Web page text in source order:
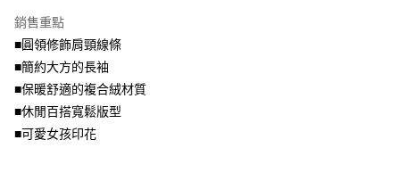
用戶於交易時，得透過本服務購買商品或服務，並由商店將買賣／分期付款
買賣價金債權讓與本公司後，依約使用本公司帳單繳交帳款。
資料（包含姓名、電話或地址）提供予台灣大哥大進項蒐集、處理及利用，
由本公司與您本人進行分期帳單所需資料之確認、核對及更正。
3.完整用戶服務條款，請詳閱以下連結：
※ 請注意：結帳手續完成當下不需立刻繳費，但若您需要取消訂單，請聯絡
購買商品的店家。未經商家同意取消之訂單仍視為有效，需透過AFTEE先享
後付繳納相關費用。
※ 交易是否成功請以「AFTEE先享後付 」之結帳頁面顯示為準，若有關於
是否繳費成功／繳費後需取消欲退款等相關疑問，請聯繫「AFTEE先享後付
客戶支援中心」https://netprotections.freshdesk.com/support/home
【注意事項】
１．透過由恩沛科技股份有限公司提供之「AFTEE先享後付」服務完成之交
每筆NT$70，滿NT$799(含以上)免運費
付款後7-11取貨
每筆NT$70，滿NT$699(含以上)免運費
宅配
銷售重點
■圓領修飾肩頸線條
■簡約大方的長袖
■保暖舒適的複合絨材質
■休閒百搭寬鬆版型
■可愛女孩印花